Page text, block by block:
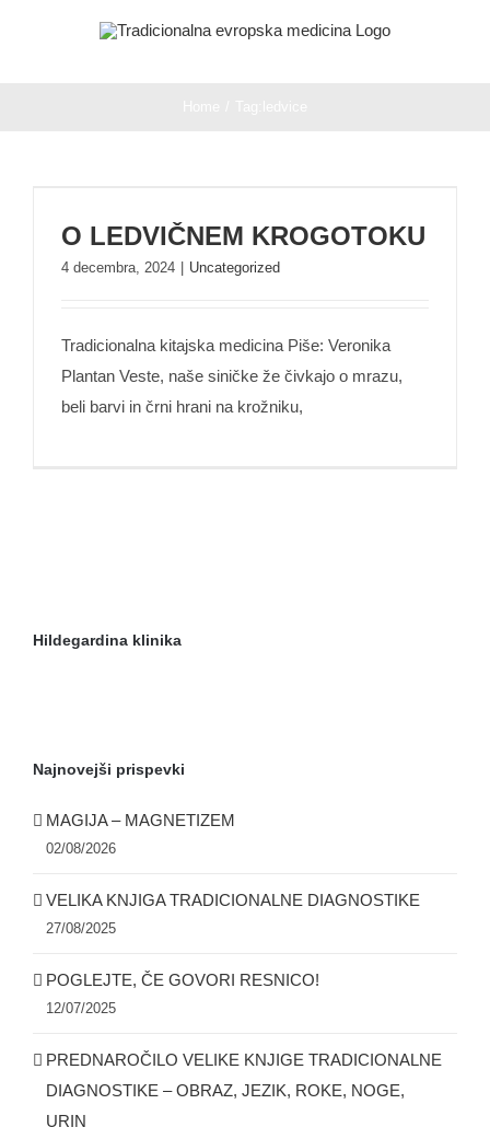
O LEDVIČNEM KROGOTOKU
O LEDVIČNEM KROGOTOKU
4 decembra, 2024 Uncategorized
Tradicionalna kitajska medicina Piše: Veronika
Plantan Veste, naše siničke že čivkajo o mrazu,
beli barvi in črni hrani na krožniku,
Hildegardina klinika
Najnovejši prispevki
MAGIJA – MAGNETIZEM
02/08/2026
VELIKA KNJIGA TRADICIONALNE DIAGNOSTIKE
27/08/2025
POGLEJTE, ČE GOVORI RESNICO!
12/07/2025
PREDNAROČILO VELIKE KNJIGE TRADICIONALNE
DIAGNOSTIKE – OBRAZ, JEZIK, ROKE, NOGE,
URIN